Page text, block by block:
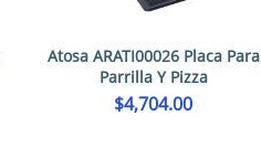
Atosa ARATI00026 Placa Para
Parrilla Y Pizza
$4,704.00